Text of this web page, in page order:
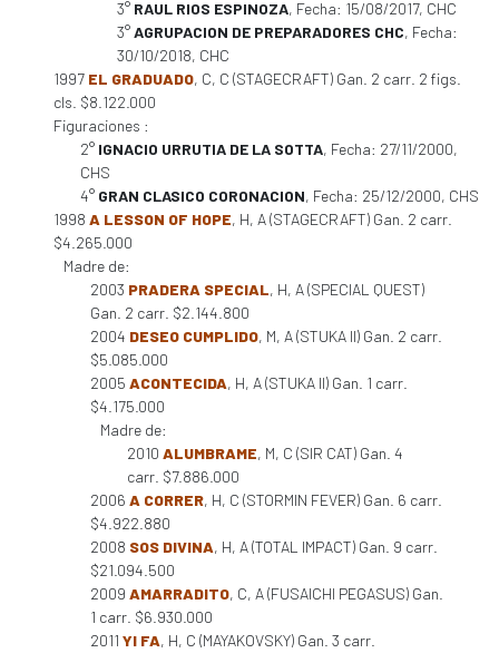
3° RAUL RIOS ESPINOZA, Fecha: 15/08/2017, CHC
3°AGRUPACION DE PREPARADORES CHC, Fecha:
30/10/2018, CHC
1997 EL GRADUADO, C, C (STAGECRAFT) Gan. 2 carr. 2 figs.
cls. $8.122.000
Figuraciones :
2° IGNACIO URRUTIA DE LA SOTTA, Fecha: 27/11/2000,
CHS
4° GRAN CLASICO CORONACION, Fecha: 25/12/2000, CHS
1998 A LESSON OF HOPE, H, A (STAGECRAFT) Gan. 2 carr.
$4.265.000
Madre de:
2003 PRADERA SPECIAL, H, A (SPECIAL QUEST)
Gan. 2 carr. $2.144.800
2004 DESEO CUMPLIDO, M, A (STUKA II) Gan. 2 carr.
$5.085.000
2005 ACONTECIDA, H, A (STUKA II) Gan. 1 carr.
$4.175.000
Madre de:
2010 ALUMBRAME, M, C (SIR CAT) Gan. 4
carr. $7.886.000
2006 A CORRER, H, C (STORMIN FEVER) Gan. 6 carr.
$4.922.880
2008 SOS DIVINA, H, A (TOTAL IMPACT) Gan. 9 carr.
$21.094.500
2009 AMARRADITO, C, A (FUSAICHI PEGASUS) Gan.
1 carr. $6.930.000
2011 YI FA, H, C (MAYAKOVSKY) Gan. 3 carr.